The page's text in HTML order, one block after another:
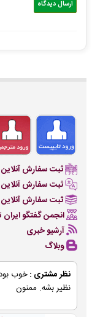
ثبت سفارش
ثبت سفارش
ثبت سفارش
انجمن گفتگو
آرشیو خبری
وبلاگ
نظر مشتری :خوب
نظیر بشه. ممنون